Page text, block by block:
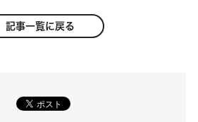
記事一覧に戻る